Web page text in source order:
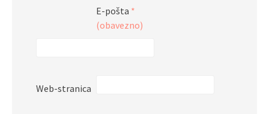
E-pošta *
(obavezno)
Web-stranica